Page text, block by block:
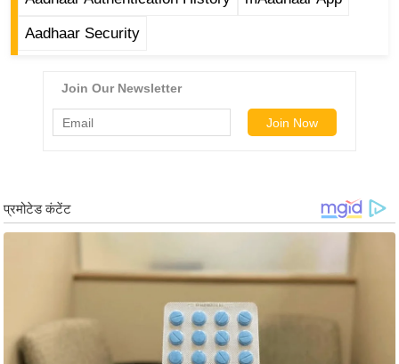
फै
स्खे
प
ल
Aadhaar Security